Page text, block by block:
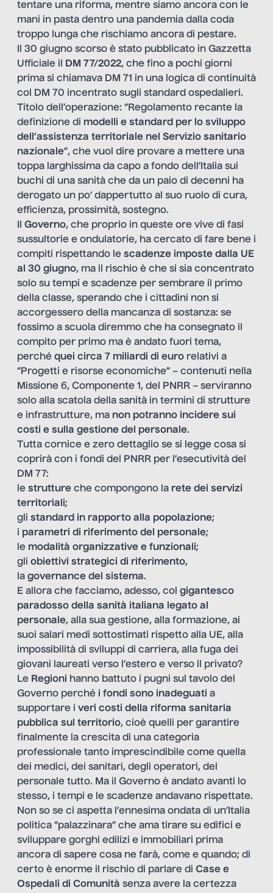
tentare una riforma, mentre siamo ancora con le
mani in pasta dentro una pandemia dalla coda
troppo lunga che rischiamo ancora di pestare.
Il 30 giugno scorso è stato pubblicato in Gazzetta
Ufficiale il DM 77/2022, che fino a pochi giorni
prima si chiamava DM 71 in una logica di continuità
col DM 70 incentrato sugli standard ospedalieri.
Titolo dell’operazione: “Regolamento recante la
definizione di modelli e standard per lo sviluppo
dell’assistenza territoriale nel Servizio sanitario
nazionale”, che vuol dire provare a mettere una
toppa larghissima da capo a fondo dell’Italia sui
buchi di una sanità che da un paio di decenni ha
derogato un po’ dappertutto al suo ruolo di cura,
efficienza, prossimità, sostegno.
Il Governo, che proprio in queste ore vive di fasi
sussultorie e ondulatorie, ha cercato di fare bene i
compiti rispettando le scadenze imposte dalla UE
al 30 giugno, ma il rischio è che si sia concentrato
solo su tempi e scadenze per sembrare il primo
della classe, sperando che i cittadini non si
accorgessero della mancanza di sostanza: se
fossimo a scuola diremmo che ha consegnato il
compito per primo ma è andato fuori tema,
perché quei circa 7 miliardi di euro relativi a
“Progetti e risorse economiche” – contenuti nella
Missione 6, Componente 1, del PNRR – serviranno
solo alla scatola della sanità in termini di strutture
e infrastrutture, ma non potranno incidere sui
costi e sulla gestione del personale.
Tutta cornice e zero dettaglio se si legge cosa si
coprirà con i fondi del PNRR per l’esecutività del
DM 77:
le strutture che compongono la rete dei servizi
territoriali;
gli standard in rapporto alla popolazione;
i parametri di riferimento del personale;
le modalità organizzative e funzionali;
gli obiettivi strategici di riferimento,
la governance del sistema.
E allora che facciamo, adesso, col gigantesco
paradosso della sanità italiana legato al
personale, alla sua gestione, alla formazione, ai
suoi salari medi sottostimati rispetto alla UE, alla
impossibilità di sviluppi di carriera, alla fuga dei
giovani laureati verso l’estero e verso il privato?
Le Regioni hanno battuto i pugni sul tavolo del
Governo perché i fondi sono inadeguati a
supportare i veri costi della riforma sanitaria
pubblica sul territorio, cioè quelli per garantire
finalmente la crescita di una categoria
professionale tanto imprescindibile come quella
dei medici, dei sanitari, degli operatori, del
personale tutto. Ma il Governo è andato avanti lo
stesso, i tempi e le scadenze andavano rispettate.
Non so se ci aspetta l’ennesima ondata di un’Italia
politica “palazzinara” che ama tirare su edifici e
sviluppare gorghi edilizi e immobiliari prima
ancora di sapere cosa ne farà, come e quando; di
certo è enorme il rischio di parlare di Case e
Ospedali di Comunità senza avere la certezza